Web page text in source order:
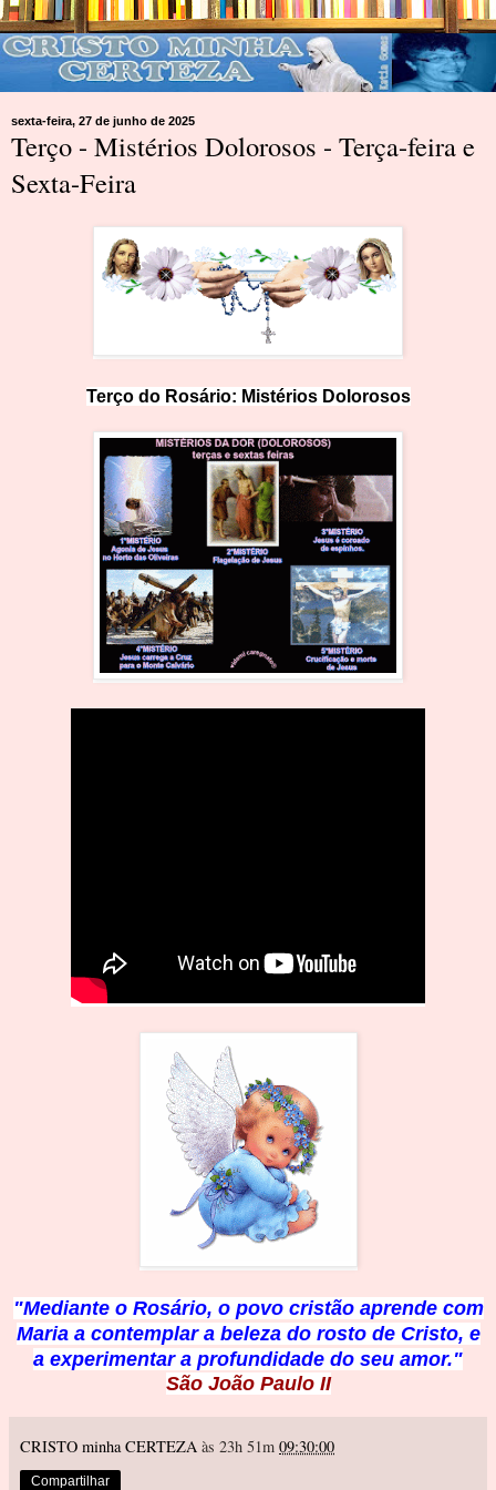
sexta-feira, 27 de junho de 2025
Terço - Mistérios Dolorosos - Terça-feira e
Sexta-Feira
Terço do Rosário: Mistérios Dolorosos
"Mediante o Rosário, o povo cristão aprende com
Maria acontemplar a beleza do rosto de Cristo, e
a experimentar a profundidade do seu amor."
São João Paulo II
CRISTO minha CERTEZA às 23h 51m 09:30:00
Compartilhar